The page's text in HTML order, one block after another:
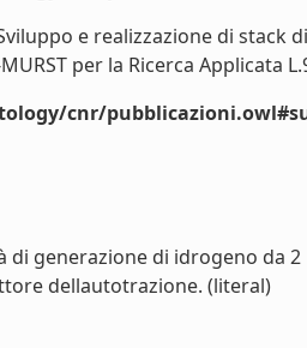
e realizzazione di
per la Ricerca Applicata
cnr/
di generazione di idrogeno da
dellautotrazione. (literal)